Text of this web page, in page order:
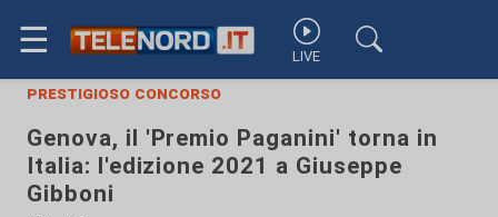
☰ LIVE
prestigioso concorso
Genova, il 'Premio Paganini' torna in
Italia: l'edizione 2021 a Giuseppe
Gibboni